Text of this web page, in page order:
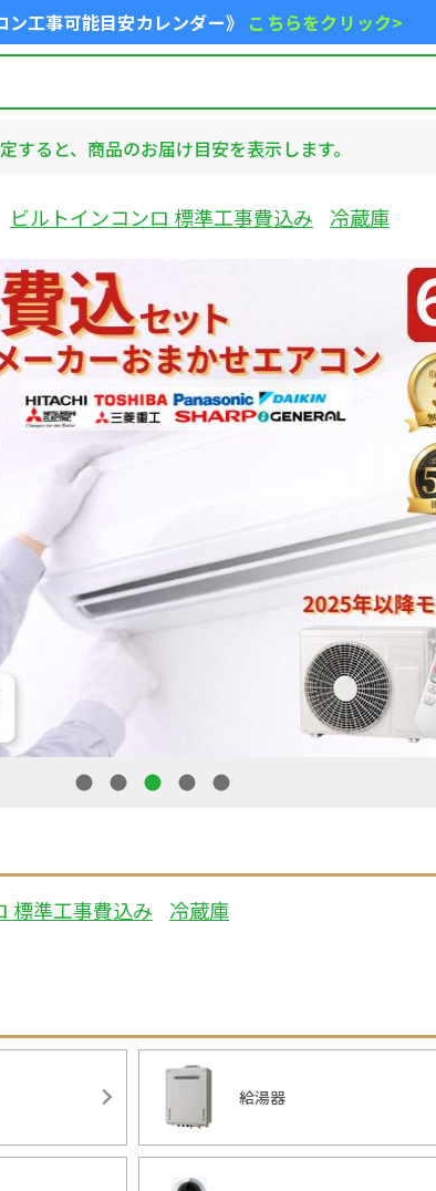
ン工事可能目安カレンダー》 こちらをクリック>
すると、商品のお届け目安を表示します。
ビルトインコンロ 標準工事費込み 冷蔵庫
1 2 3 4 5
標準工事費込み 冷蔵庫
給湯器